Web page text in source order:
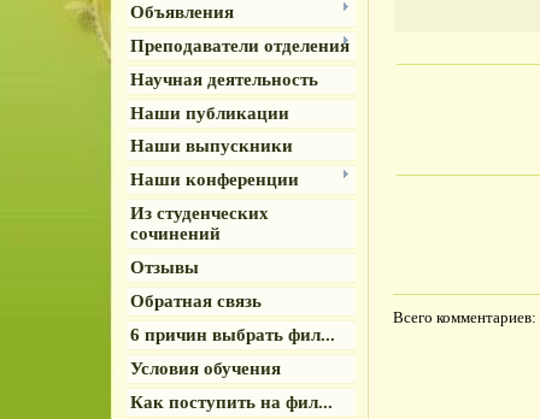
Объявления
Преподаватели отделения
Научная деятельность
Наши публикации
Наши выпускники
Наши конференции
Из студенческих
сочинений
Отзывы
Обратная связь
6 причин выбрать фил...
Условия обучения
Как поступить на фил...
Всего комментариев: